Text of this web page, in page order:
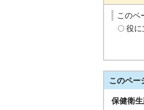
このペ
役に
このペー
保健衛